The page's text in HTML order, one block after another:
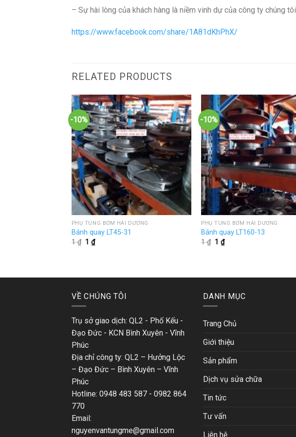
– Sự hài lòng của khách hàng là niềm vinh dự của công ty chúng tôi
https://www.facebook.com/share/1A81dKhPhX/
RELATED PRODUCTS
-10%
PHỤ TÙNG BƠM HẢI DƯƠNG
Bánh quay LT45-31
1₫ Giá
gốc
1₫Giá
hiện
-10%
PHỤ TÙNG BƠM HẢI DƯƠNG
Bánh quay LT160-13
1₫ Giá
gốc
1₫Giá
hiện
VỀ CHÚNG TÔI
Trụ sở giao dịch: QL2 - Phố Kếu -
Đạo Đức - KCN Bình Xuyên - Vĩnh
Phúc
Địa chỉ công ty: QL2 – Hưởng Lộc
– Đạo Đức – Bình Xuyên – Vĩnh
Phúc
Hotline: 0948 483 587 - 0982 864
770
Email:
nguyenvantungme@gmail.com
DANH MỤC
Trang Chủ
Giới thiệu
Sản phẩm
Dịch vụ sửa chữa
Tin tức
Tư vấn
Liên hệ